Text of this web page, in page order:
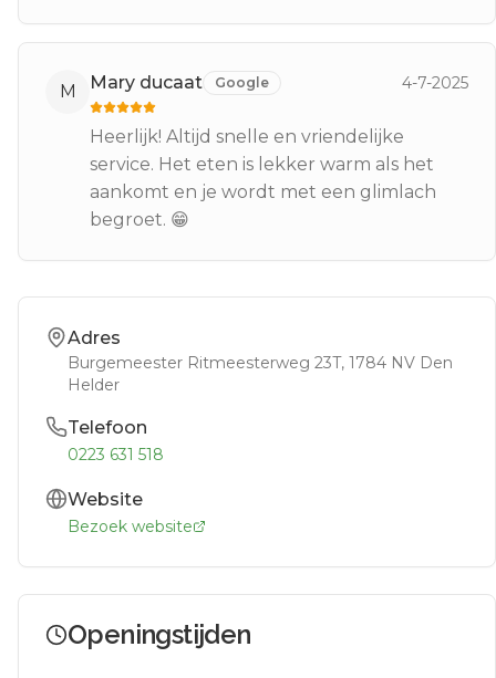
M Mary ducaat Google 4-7-2025
Heerlijk! Altijd snelle en vriendelijke
service. Het eten is lekker warm als het
aankomt en je wordt met een glimlach
begroet. 😁
Adres
Burgemeester Ritmeesterweg 23T, 1784 NV Den
Helder
Telefoon
0223 631 518
Website
Bezoek website
Openingstijden